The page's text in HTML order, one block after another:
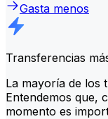
Gasta menos
Transferencias
La mayoría de los
Entendemos que,
momento es